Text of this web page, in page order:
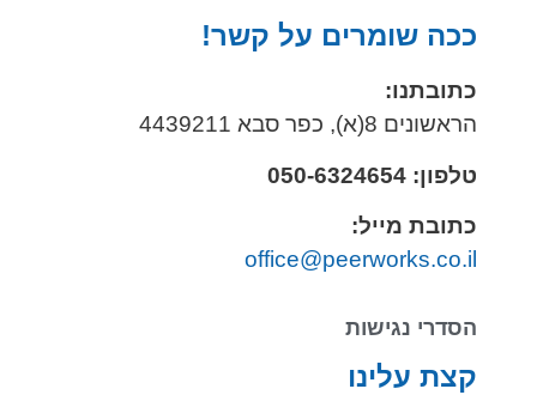
ככה שומרים על קשר!
כתובתנו:
הראשונים 8(א), כפר סבא 4439211
טלפון: 050-6324654
כתובת מייל:
office@peerworks.co.il
הסדרי נגישות
קצת עלינו